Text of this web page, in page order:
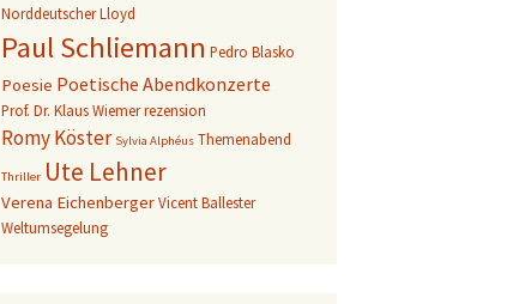
Norddeutscher Lloyd
Paul Schliemann Pedro Blasko
Poesie Poetische Abendkonzerte
Prof. Dr. Klaus Wiemerrezension
Romy Köster Sylvia Alphéus Themenabend
Thriller Ute Lehner
Verena EichenbergerVicent Ballester
Weltumsegelung